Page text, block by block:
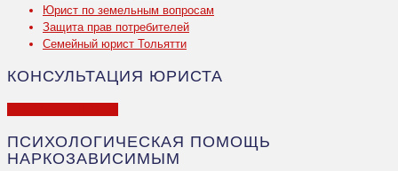
Юрист по земельным вопросам
Защита прав потребителей
Семейный юрист Тольятти
КОНСУЛЬТАЦИЯ ЮРИСТА
ПСИХОЛОГИЧЕСКАЯ ПОМОЩЬ
НАРКОЗАВИСИМЫМ